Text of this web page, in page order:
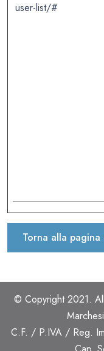
user-list/#
Torna alla
© Copyright 2021.
C.F. / P.IVA / Reg.